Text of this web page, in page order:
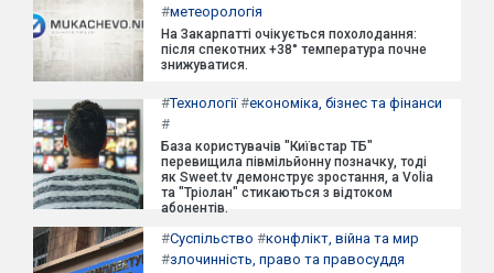
#метеорологія
На Закарпатті очікується похолодання:
після спекотних +38° температура почне
знижуватися.
#Технології#економіка, бізнес та фінанси
#
База користувачів "Київстар ТБ"
перевищила півмільйонну позначку, тоді
як Sweet.tv демонструє зростання, а Volia
та "Тріолан" стикаються з відтоком
абонентів.
#Суспільство #конфлікт, війна та мир
#злочинність, право та правосуддя